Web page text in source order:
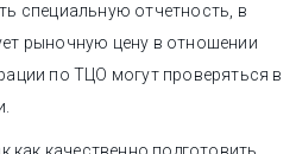
специальную отчетность, в
рыночную цену в отношении
по ТЦО могут проверяться в